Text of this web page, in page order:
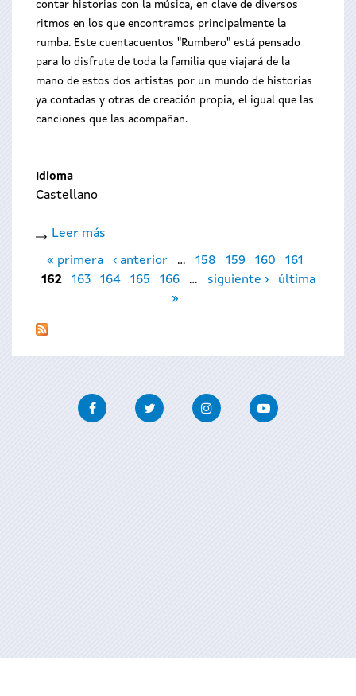
contar historias con la música, en clave de diversos
ritmos en los que encontramos principalmente la
rumba. Este cuentacuentos "Rumbero" está pensado
para lo disfrute de toda la familia que viajará de la
mano de estos dos artistas por un mundo de historias
ya contadas y otras de creación propia, el igual que las
canciones que las acompañan.
Idioma
Castellano
Leer más
Contacontos
musical
Páginas
« primera ‹ anterior … 158 159 160
161
162
163 164 165 166 … siguiente ›
última
»
FacebookTwitter InstagramYoutube